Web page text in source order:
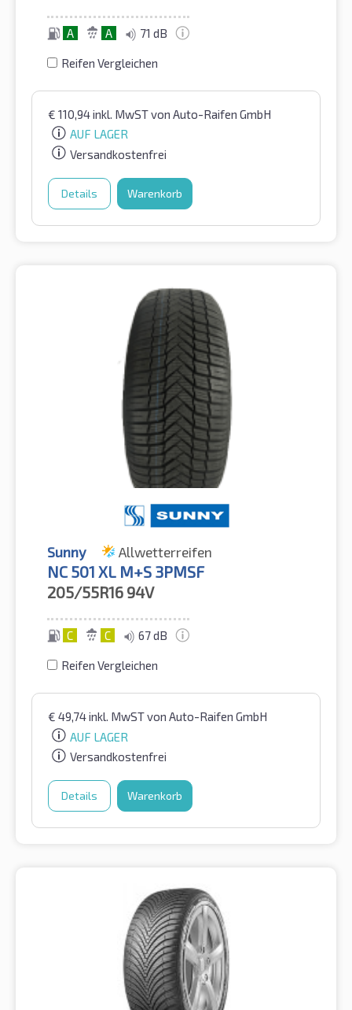
A A 71 dB
Reifen Vergleichen
€ 110,94inkl. MwSTvon Auto-Raifen GmbH
AUF LAGER
Versandkostenfrei
Details Warenkorb
Sunny Allwetterreifen
NC 501 XL M+S 3PMSF
205/55R16 94V
C C 67 dB
Reifen Vergleichen
€ 49,74inkl. MwSTvon Auto-Raifen GmbH
AUF LAGER
Versandkostenfrei
Details Warenkorb